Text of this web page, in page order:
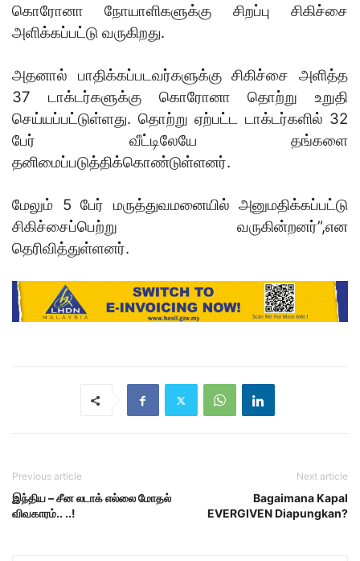
கொரோனா நோயாளிகளுக்கு சிறப்பு சிகிச்சை
அளிக்கப்பட்டு வருகிறது.
அதனால் பாதிக்கப்படவர்களுக்கு சிகிச்சை அளித்த
37 டாக்டர்களுக்கு கொரோனா தொற்று உறுதி
செய்யப்பட்டுள்ளது. தொற்று ஏற்பட்ட டாக்டர்களில் 32
பேர் வீட்டிலேயே தங்களை
தனிமைப்படுத்திக்கொண்டுள்ளனர்.
மேலும் 5 பேர் மருத்துவமனையில் அனுமதிக்கப்பட்டு
சிகிச்சைப்பெற்று வருகின்றனர்”,என
தெரிவித்துள்ளனர்.
Previous article
இந்திய – சீன லடாக் எல்லை மோதல்
விவகாரம்.. ..!
Next article
Bagaimana Kapal
EVERGIVEN Diapungkan?